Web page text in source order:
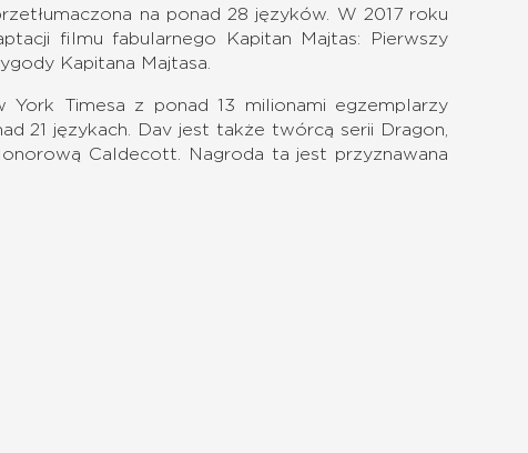
na ponad 28 języków. W 2017 roku
filmu fabularnego Kapitan Majtas: Pierwszy
Kapitana Majtasa.
York Timesa z ponad 13 milionami egzemplarzy
21 językach. Dav jest także twórcą serii Dragon,
Caldecott. Nagroda ta jest przyznawana